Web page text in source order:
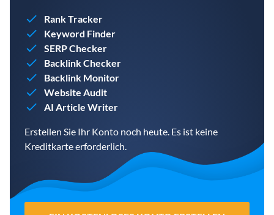
Rank Tracker
Keyword Finder
SERP Checker
Backlink Checker
Backlink Monitor
Website Audit
AI Article Writer
Erstellen Sie Ihr Konto noch heute. Es ist keine
Kreditkarte erforderlich.